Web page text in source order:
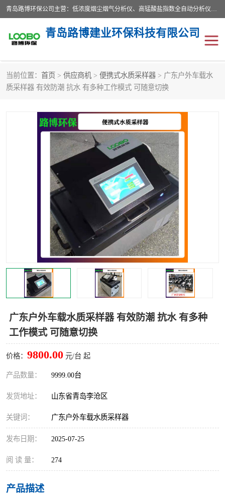
青岛路博环保公司主营：低浓度烟尘烟气分析仪、高锰酸盐指数全自动分析仪、便携式超声波明渠流量计、便携式水质采样器、恒温恒湿称重系统、手持式油烟检测仪等;是一家集环保科研、设计、生产、维护、销售和系统集成为一体的综合性高科技企业。路博人秉承"科学技术是第一生产力的重要理念，倡导环境友好型的生产、生活和消费方式。
青岛路博建业环保科技有限公司
当前位置： 首页 > 供应商机 > 便携式水质采样器 > 广东户外车载水
质采样器 有效防潮 抗水 有多种工作模式 可随意切换
广东户外车载水质采样器 有效防潮 抗水 有多种
工作模式 可随意切换
价格： 9800.00 元/台 起
产品数量： 9999.00台
发货地址： 山东省青岛李沧区
关键词： 广东户外车载水质采样器
发布日期： 2025-07-25
阅 读 量： 274
产品描述
生物安全柜 气体检测仪
水质检测仪 手持式油烟检测仪
恒温恒湿称重系统 二恶英采集器
实验室仪器 LB-8110降水降尘采样器
便携式水质采样器 LB-7035油气回收
便携式超声波明渠流量计 大气环境采样器
LB-4200高锰酸盐指数仪 LB-62便携式烟气分析仪
烟尘烟气设备 大气采样器
粉尘设备
新宇宙仪器
烟尘净化器